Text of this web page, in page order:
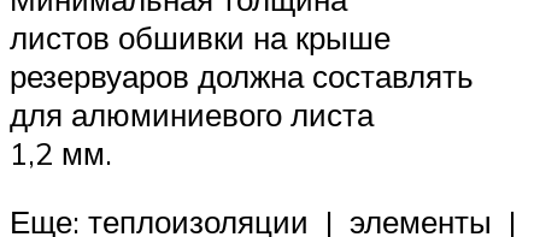
листов обшивки на крыше
резервуаров должна составлять
для алюминиевого листа
1,2 мм.
Еще: теплоизоляции | элементы |